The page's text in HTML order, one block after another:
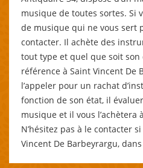
musique de toutes sortes. Si
de musique qui ne vous sert
contacter. Il achète des
tout type et quel que soit son
référence à Saint Vincent De
l’appeler pour un rachat
fonction de son état, il
musique et il vous l’achètera
N’hésitez pas à le contacter
Vincent De Barbeyrargu,